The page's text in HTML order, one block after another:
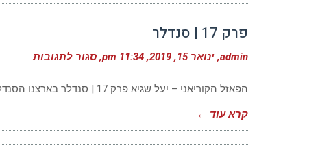
פרק 17 | סנדלר
admin ינואר 15, 2019 11:34 pm סגור לתגובות
|
הפאזל הקוריאני – יעל שגיא פרק 17 | סנדלר בארצנו הסנדלריות כמעט ונעלמו, נותרו מהן רק בודדות ואותן צריך לחפש
קרא עוד ←